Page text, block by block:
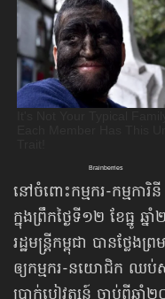
នៅចំពោះកម្មករ-កម្មកា
ក្នុងព្រឹកថ្ងៃទី១២ ខែធ្
រដ្ឋមន្ត្រីកម្ពុជា បានថ្លែ
ឲ្យកម្មករ-នយោជិក ឈប់ស